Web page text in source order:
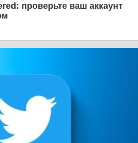
проверьте ваш аккаунт